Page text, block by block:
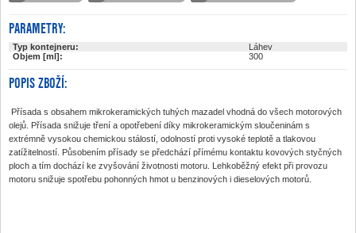
PARAMETRY:
Typ kontejneru:
Láhev
Objem [ml]:
300
POPIS ZBOŽÍ:
Přísada s obsahem mikrokeramických tuhých mazadel vhodná do všech motorových
olejů. Přísada snižuje tření a opotřebení díky mikrokeramickým sloučeninám s
extrémně vysokou chemickou stálostí, odolností proti vysoké teplotě a tlakovou
zatížitelností. Působením přísady se předchází přímému kontaktu kovových styčných
ploch a tím dochází ke zvyšování životnosti motoru. Lehkoběžný efekt při provozu
motoru snižuje spotřebu pohonných hmot u benzinových i dieselových motorů.